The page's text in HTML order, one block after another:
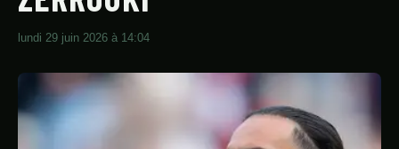
JEUNES
STATISTIQUES
lundi 29 juin 2026 à 14:04